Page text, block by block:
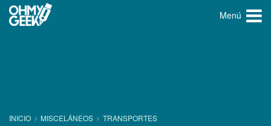
Menú
INICIO MISCELÁNEOS TRANSPORTES